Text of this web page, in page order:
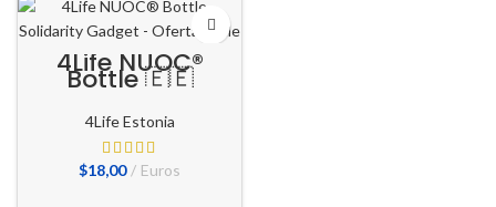
4Life NUOC®
Bottle 🇪🇪
4Life Estonia
$18,00 Euros